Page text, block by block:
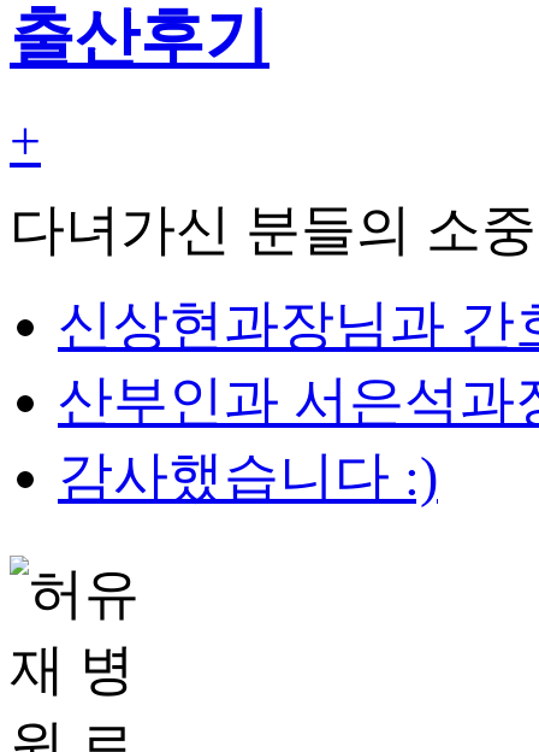
출산후기
+
다녀가신 분들의 소
신상현과장님과
산부인과 서은석과
감사했습니다 :)